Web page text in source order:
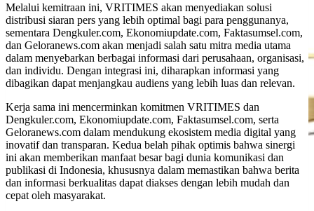
Melalui kemitraan ini, VRITIMES akan menyediakan solusi
distribusi siaran pers yang lebih optimal bagi para penggunanya,
sementara Dengkuler.com, Ekonomiupdate.com, Faktasumsel.com,
dan Geloranews.com akan menjadi salah satu mitra media utama
dalam menyebarkan berbagai informasi dari perusahaan, organisasi,
dan individu. Dengan integrasi ini, diharapkan informasi yang
dibagikan dapat menjangkau audiens yang lebih luas dan relevan.
Kerja sama ini mencerminkan komitmen VRITIMES dan
Dengkuler.com, Ekonomiupdate.com, Faktasumsel.com, serta
Geloranews.com dalam mendukung ekosistem media digital yang
inovatif dan transparan. Kedua belah pihak optimis bahwa sinergi
ini akan memberikan manfaat besar bagi dunia komunikasi dan
publikasi di Indonesia, khususnya dalam memastikan bahwa berita
dan informasi berkualitas dapat diakses dengan lebih mudah dan
cepat oleh masyarakat.